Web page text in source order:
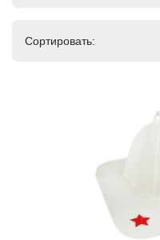
Сортировать: